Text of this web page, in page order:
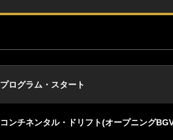
プログラム・スタート
コンチネンタル・ドリフト(オープニング